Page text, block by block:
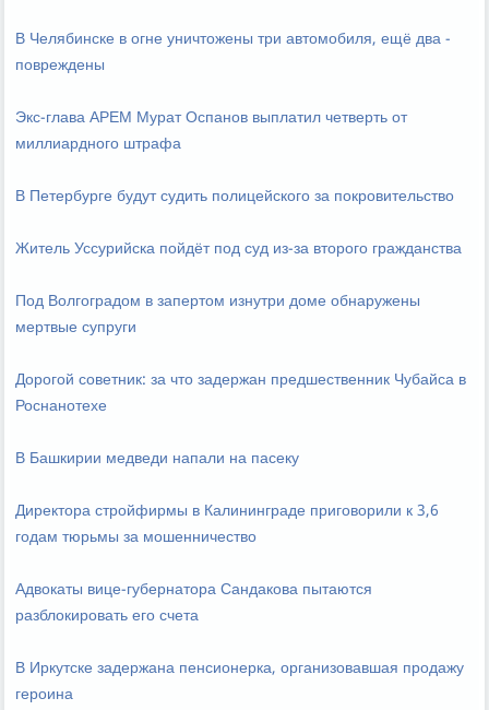
В Челябинске в огне уничтожены три автомобиля, ещё два -
повреждены
Экс-глава АРЕМ Мурат Оспанов выплатил четверть от
миллиардного штрафа
В Петербурге будут судить полицейского за покровительство
Житель Уссурийска пойдёт под суд из-за второго гражданства
Под Волгоградом в запертом изнутри доме обнаружены
мертвые супруги
Дорогой советник: за что задержан предшественник Чубайса в
Роснанотехе
В Башкирии медведи напали на пасеку
Директора стройфирмы в Калининграде приговорили к 3,6
годам тюрьмы за мошенничество
Адвокаты вице-губернатора Сандакова пытаются
разблокировать его счета
В Иркутске задержана пенсионерка, организовавшая продажу
героина